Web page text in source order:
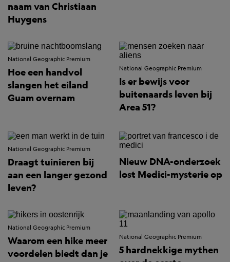
naam van Christiaan
Huygens
National Geographic Premium
Hoe een handvol
slangen het eiland
Guam overnam
National Geographic Premium
Is er bewijs voor
buitenaards leven bij
Area 51?
National Geographic Premium
Draagt tuinieren bij
aan een langer gezond
leven?
Nieuw DNA-onderzoek
lost Medici-mysterie op
National Geographic Premium
Waarom een hike meer
voordelen biedt dan je
National Geographic Premium
5 hardnekkige mythen